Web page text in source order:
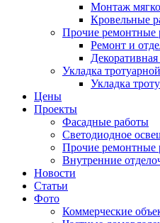
Монтаж
Кровельные
Прочие ремонтные
Ремонт и
Укладка
Укладка
Цены
Проекты
Фасадные работы
Светодиодное
Прочие ремонтные
Внутренние
Новости
Статьи
Фото
Коммерческие